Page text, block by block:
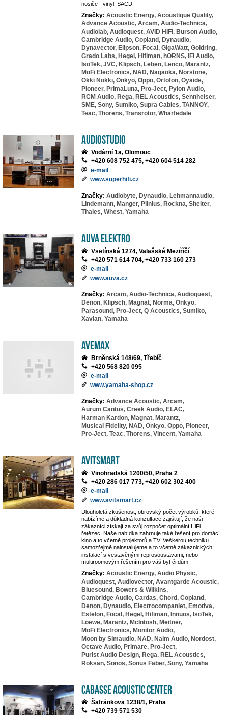
nosiče - vinyl, SACD.
Značky: Acoustic Energy, Acoustique Quality,
Advance Acoustic, Arcam, Audio-Technica,
Audiolab, Audioquest, AVID HIFI, Burson Audio,
Cambridge Audio, Copland, Dynaudio,
Dynavector, Elipson, Focal, GigaWatt, Goldring,
Grado Labs, Hegel, Hifiman, hORNS, iFi Audio,
IsoTek, JVC, Klipsch, Leben, Lenco, Marantz,
MoFi Electronics, NAD, Nagaoka, Norstone,
Okki Nokki, Onkyo, Oppo, Ortofon, Oyaide,
Pioneer, PrimaLuna, Pro-Ject, Pylon Audio,
RCM Audio, Rega, REL Acoustics, Sennheiser,
SME, Sony, Sumiko, Supra Cables, TANNOY,
Teac, Thorens, Transrotor, Wharfedale
AudioStudio
Vodární 1a, Olomouc
+420 608 752 475, +420 604 514 282
e-mail
www.superhifi.cz
Značky: Audiobyte, Dynaudio, Lehmannaudio,
Lindemann, Manger, Plinius, Rockna, Shelter,
Thales, Whest, Yamaha
AuVa elektro
Vsetínská 1274, Valašské Meziříčí
+420 571 614 704, +420 733 160 273
e-mail
www.auva.cz
Značky: Arcam, Audio-Technica, Audioquest,
Denon, Klipsch, Magnat, Norma, Onkyo,
Parasound, Pro-Ject, Q Acoustics, Sumiko,
Xavian, Yamaha
AVEMAX
Brněnská 148/69, Třebíč
+420 568 820 095
e-mail
www.yamaha-shop.cz
Značky: Advance Acoustic, Arcam,
Aurum Cantus, Creek Audio, ELAC,
Harman Kardon, Magnat, Marantz,
Musical Fidelity, NAD, Onkyo, Oppo, Pioneer,
Pro-Ject, Teac, Thorens, Vincent, Yamaha
Avitsmart
Vinohradská 1200/50, Praha 2
+420 286 017 773, +420 602 302 400
e-mail
www.avitsmart.cz
Dlouholetá zkušenost, obrovský počet výrobků, které
nabízíme a důkladná konzultace zajišťují, že naši
zákazníci získají za svůj rozpočet optimální HiFi
řetězec. Naše nabídka zahrnuje také řešení pro domácí
kino a to včetně projektorů a TV. Veškerou techniku
samozřejmě nainstalujeme a to včetně zákaznických
instalací s vestavěnými reprosoustavami, nebo
multiroomovým řešením pro váš byt či dům.
Značky: Acoustic Energy, Audio Physic,
Audioquest, Audiovector, Avantgarde Acoustic,
Bluesound, Bowers & Wilkins,
Cambridge Audio, Cardas, Chord, Copland,
Denon, Dynaudio, Electrocompaniet, Emotiva,
Estelon, Focal, Hegel, Hifiman, Innuos, IsoTek,
Loewe, Marantz, McIntosh, Meitner,
MoFi Electronics, Monitor Audio,
Moon by Simaudio, NAD, Naim Audio, Nordost,
Octave Audio, Primare, Pro-Ject,
Purist Audio Design, Rega, REL Acoustics,
Roksan, Sonos, Sonus Faber, Sony, Yamaha
Cabasse Acoustic Center
Šafránkova 1238/1, Praha
+420 739 571 530